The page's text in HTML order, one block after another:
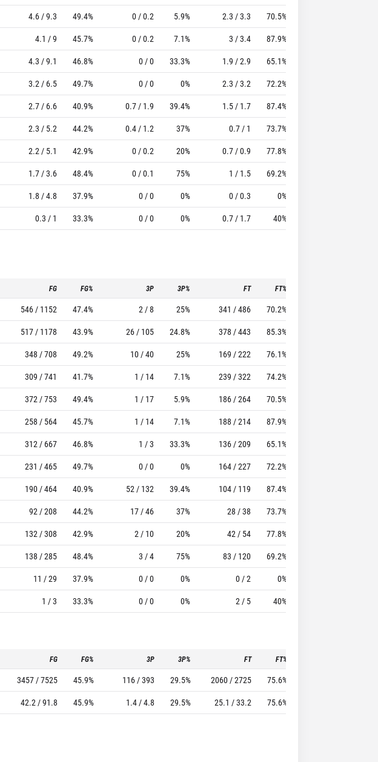
4.6 / 9.3 49.4% 0 / 0.2 5.9% 2.3 / 3.3 70.5%
4.1 / 9 45.7% 0 / 0.2 7.1% 3 / 3.4 87.9%
4.3 / 9.1 46.8% 0 / 0 33.3% 1.9 / 2.9 65.1%
3.2 / 6.5 49.7% 0 / 0 0% 2.3 / 3.2 72.2%
2.7 / 6.6 40.9% 0.7 / 1.9 39.4% 1.5 / 1.7 87.4%
2.3 / 5.2 44.2% 0.4 / 1.2 37% 0.7 / 1 73.7%
2.2 / 5.1 42.9% 0 / 0.2 20% 0.7 / 0.9 77.8%
1.7 / 3.6 48.4% 0 / 0.1 75% 1 / 1.5 69.2%
1.8 / 4.8 37.9% 0 / 0 0% 0 / 0.3 0%
0.3 / 1 33.3% 0 / 0 0% 0.7 / 1.7 40%
FG FG% 3P 3P% FT FT%
546 / 1152 47.4% 2 / 8 25% 341 / 486 70.2%
517 / 1178 43.9% 26 / 105 24.8% 378 / 443 85.3%
348 / 708 49.2% 10 / 40 25% 169 / 222 76.1%
309 / 741 41.7% 1 / 14 7.1% 239 / 322 74.2%
372 / 753 49.4% 1 / 17 5.9% 186 / 264 70.5%
258 / 564 45.7% 1 / 14 7.1% 188 / 214 87.9%
312 / 667 46.8% 1 / 3 33.3% 136 / 209 65.1%
231 / 465 49.7% 0 / 0 0% 164 / 227 72.2%
190 / 464 40.9% 52 / 132 39.4% 104 / 119 87.4%
92 / 208 44.2% 17 / 46 37% 28 / 38 73.7%
132 / 308 42.9% 2 / 10 20% 42 / 54 77.8%
138 / 285 48.4% 3 / 4 75% 83 / 120 69.2%
11 / 29 37.9% 0 / 0 0% 0 / 2 0%
1 / 3 33.3% 0 / 0 0% 2 / 5 40%
FG FG% 3P 3P% FT FT%
3457 / 7525 45.9% 116 / 393 29.5% 2060 / 2725 75.6%
42.2 / 91.8 45.9% 1.4 / 4.8 29.5% 25.1 / 33.2 75.6%